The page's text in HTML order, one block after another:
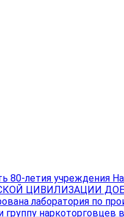
80-летия учреждения
ЦИВИЛИЗАЦИИ
лаборатория по
группу